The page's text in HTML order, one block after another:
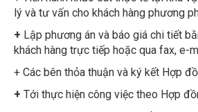
+ Lập phương án và báo giá chi tiết
khách hàng trực tiếp hoặc qua fax, e-
+ Các bên thỏa thuận và ký kết Hợp
+Tới thực hiện công việc theo Hợp
+ Nghiệm thu, thanh lý Hợp đồng và
đơn tài chính bằng tiền mặt hoặc